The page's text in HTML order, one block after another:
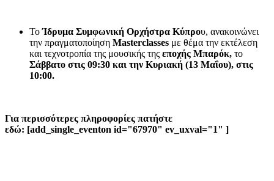
ΤοΊδρυμα Συμφωνική Ορχήστρα Κύπρου, ανακοινώνει
την πραγματοποίηση Masterclasses με θέμα την εκτέλεση
και τεχνοτροπία της μουσικής της εποχής Μπαρόκ, το
Σάββατο στις 09:30 και την Κυριακή (13 Μαΐου), στις
10:00.
Για περισσότερες πληροφορίες πατήστε
εδώ: [add_single_eventon id="67970" ev_uxval="1" ]